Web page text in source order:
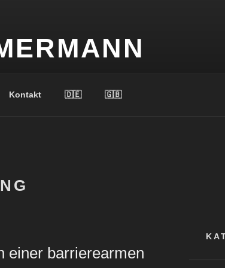
Kontakt 🇩🇪 🇬🇧
einer barrierearmen